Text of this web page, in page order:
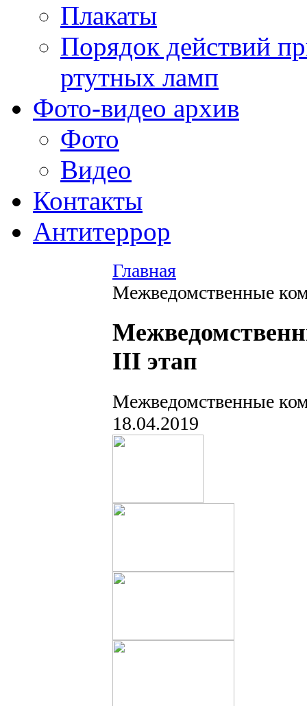
Плакаты
Порядок действий
ртутных ламп
Фото-видео архив
Фото
Видео
Контакты
Антитеррор
Главная
Межведомственные
III этап
Межведомственные
18.04.2019